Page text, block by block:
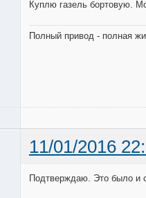
Куплю газель бортовую.
Полный привод - полная
11/01/2016
Подтверждаю. Это было и